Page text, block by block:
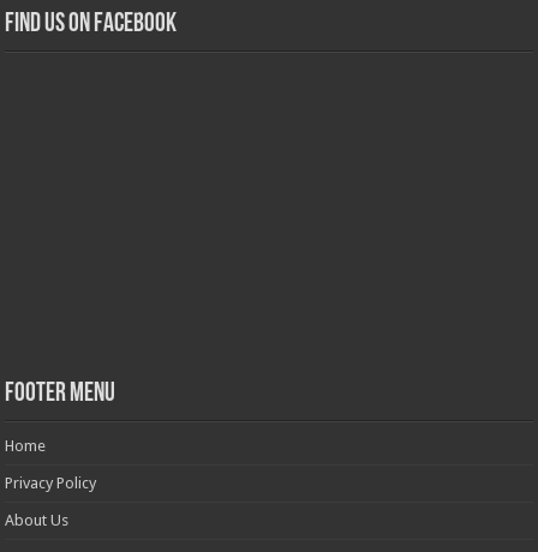
Find us on Facebook
Footer Menu
Home
Privacy Policy
About Us